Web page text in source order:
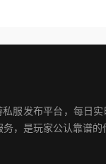
服发布平台，每日
，是玩家公认靠谱的